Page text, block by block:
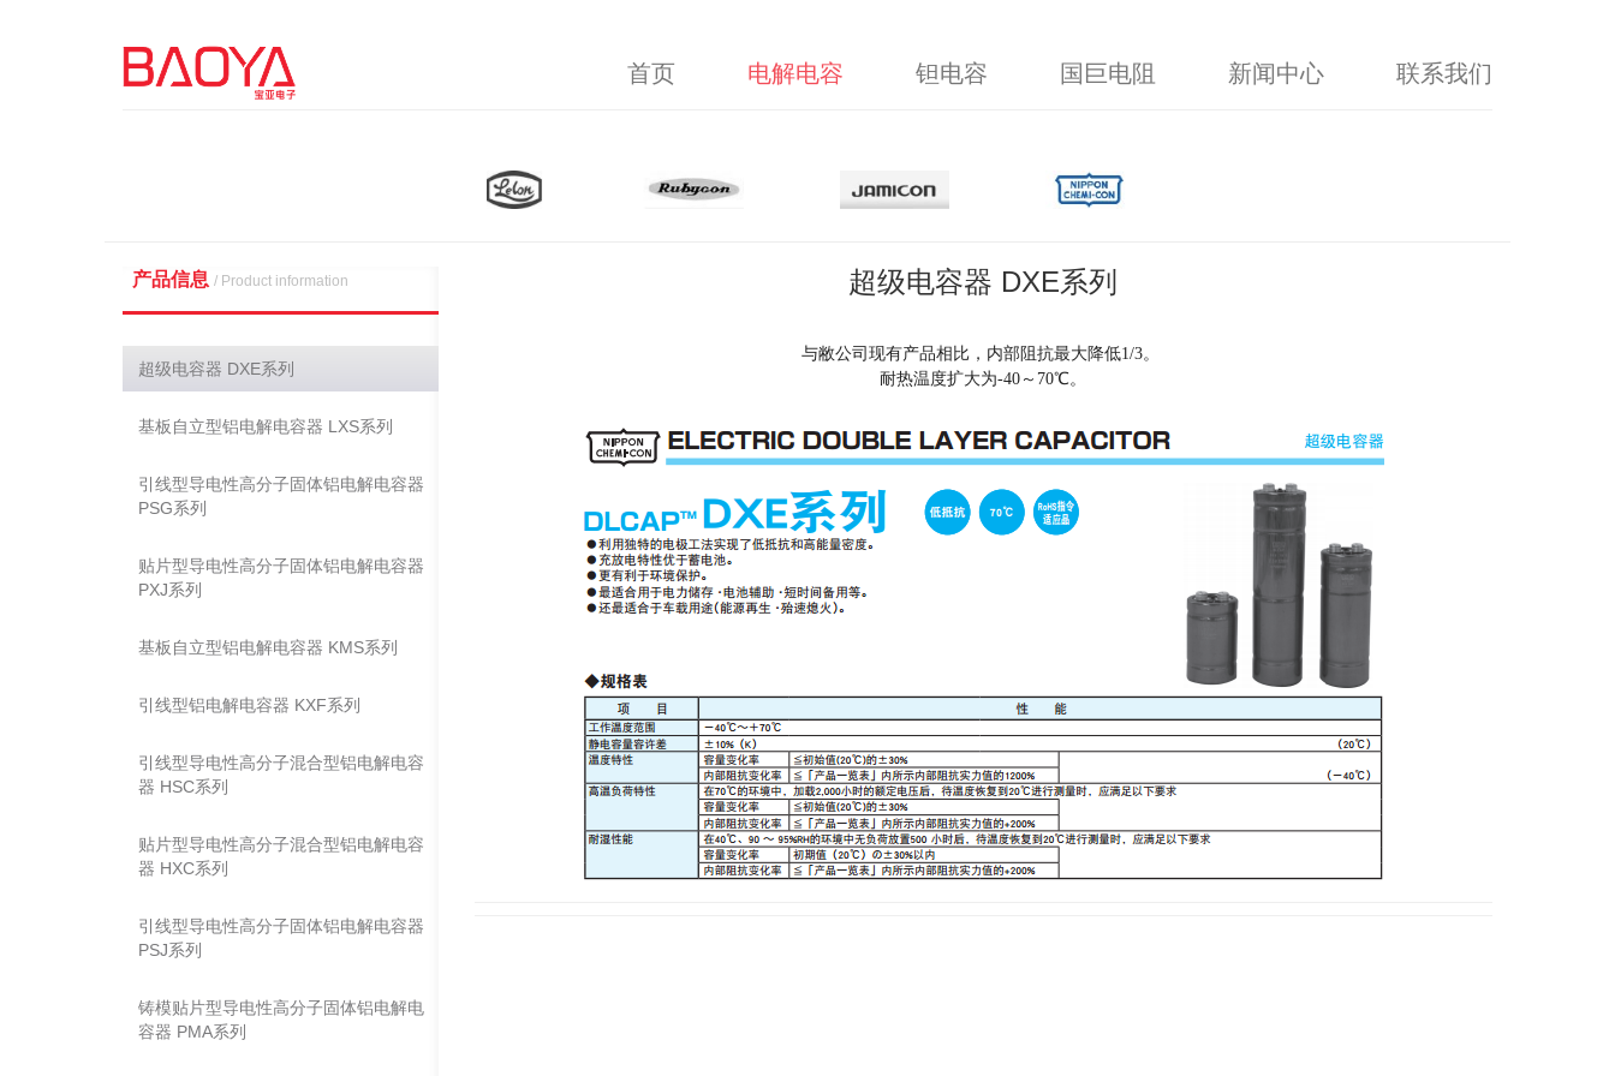
首页 电解电容 钽电容 国巨电阻 新闻中心 联系我们
产品信息 / Product information
超级电容器 DXE系列
基板自立型铝电解电容器 LXS系列
引线型导电性高分子固体铝电解电容器
PSG系列
贴片型导电性高分子固体铝电解电容器
PXJ系列
基板自立型铝电解电容器 KMS系列
引线型铝电解电容器 KXF系列
引线型导电性高分子混合型铝电解电容
器 HSC系列
贴片型导电性高分子混合型铝电解电容
器 HXC系列
引线型导电性高分子固体铝电解电容器
PSJ系列
铸模贴片型导电性高分子固体铝电解电
容器 PMA系列
超级电容器 DXE系列
与敝公司现有产品相比，内部阻抗最大降低1/3。
耐热温度扩大为-40～70℃。